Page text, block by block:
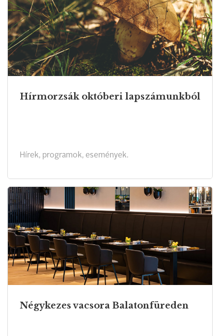
Hírmorzsák októberi lapszámunkból
Hírek, programok, események.
Négykezes vacsora Balatonfüreden